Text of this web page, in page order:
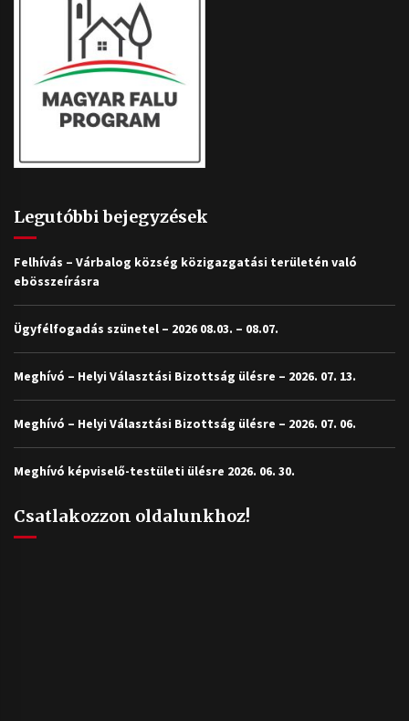
Legutóbbi bejegyzések
Felhívás – Várbalog község közigazgatási területén való
ebösszeírásra
Ügyfélfogadás szünetel – 2026 08.03. – 08.07.
Meghívó – Helyi Választási Bizottság ülésre – 2026. 07. 13.
Meghívó – Helyi Választási Bizottság ülésre – 2026. 07. 06.
Meghívó képviselő-testületi ülésre 2026. 06. 30.
Csatlakozzon oldalunkhoz!